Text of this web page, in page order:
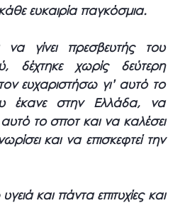
ευκαιρία παγκόσμια.
γίνει πρεσβευτής του
δέχτηκε χωρίς δεύτερη
ευχαριστήσω γι’ αυτό το
έκανε στην Ελλάδα, να
το σποτ και να καλέσει
και να επισκεφτεί την
και πάντα επιτυχίες και